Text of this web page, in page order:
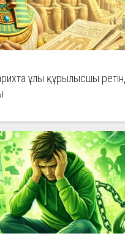
ұлы құрылысшы